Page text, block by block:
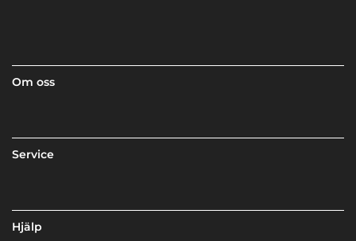
Om oss
Service
Hjälp